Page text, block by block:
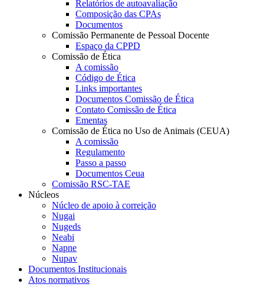
Relatórios de autoavaliação
Composição das CPAs
Documentos
Comissão Permanente de Pessoal Docente
Espaço da CPPD
Comissão de Ética
A comissão
Código de Ética
Links importantes
Documentos Comissão de Ética
Contato Comissão de Ética
Ementas
Comissão de Ética no Uso de Animais (CEUA)
A comissão
Regulamento
Passo a passo
Documentos Ceua
Comissão RSC-TAE
Núcleos
Núcleo de apoio à correição
Nugai
Nugeds
Neabi
Napne
Nupav
Documentos Institucionais
Atos normativos